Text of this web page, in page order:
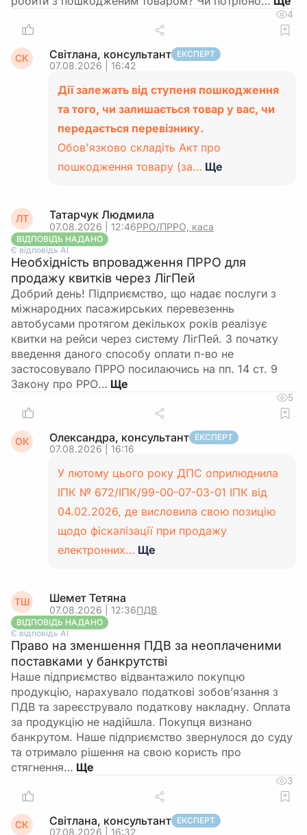
4
СК Світлана, консультант ЕКСПЕРТ
07.08.2026 | 16:42
Дії залежать від ступеня пошкодження
та того, чи залишається товар у вас, чи
передається перевізнику.
Обов'язково складіть Акт про
пошкодження товару (за… Ще
ЛТ Татарчук Людмила
07.08.2026 | 12:46РРО/ПРРО, каса
ВІДПОВІДЬ НАДАНО
Є відповідь АІ
Необхідність впровадження ПРРО для
продажу квитків через ЛігПей
Добрий день! Підприємство, що надає послуги з
міжнародних пасажирських перевезеннь
автобусами протягом декількох років реалізує
квитки на рейси через систему ЛігПей. З початку
введення даного способу оплати п-во не
застосовувало ПРРО посилаючись на пп. 14 ст. 9
Закону про РРО…
5
ОК Олександра, консультант ЕКСПЕРТ
07.08.2026 | 16:16
У лютому цього року ДПС оприлюднила
ІПК № 672/ІПК/99-00-07-03-01 ІПК від
04.02.2026, де висловила свою позицію
щодо фіскалізації при продажу
електронних… Ще
ТШ Шемет Тетяна
07.08.2026 | 12:36ПДВ
ВІДПОВІДЬ НАДАНО
Є відповідь АІ
Право на зменшення ПДВ за неоплаченими
поставками у банкрутстві
Наше підприємство відвантажило покупцю
продукцію, нарахувало податкові зобов’язання з
ПДВ та зареєструвало податкову накладну. Оплата
за продукцію не надійшла. Покупця визнано
банкрутом. Наше підприємство звернулося до суду
та отримало рішення на свою користь про
стягнення…
3
СК Світлана, консультант ЕКСПЕРТ
07.08.2026 | 16:32